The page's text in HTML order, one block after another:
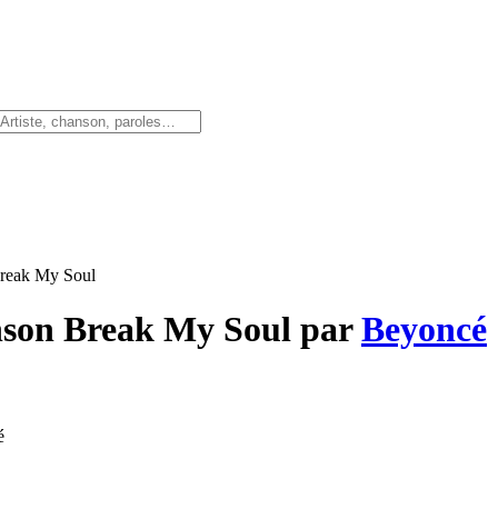
My Soul
Break My Soul parBeyoncé